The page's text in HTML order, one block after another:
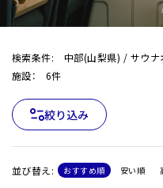
検索条件: 中部(山梨県) / サウナ
施設： 6件
絞り込み
並び替え: おすすめ順 安い順